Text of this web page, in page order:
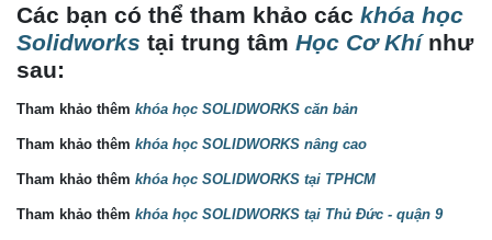
Các bạn có thể tham khảo các khóa học
Solidworks tại trung tâm Học Cơ Khínhư
sau:
Tham khảo thêm khóa học SOLIDWORKS căn bản
Tham khảo thêm khóa học SOLIDWORKS nâng cao
Tham khảo thêm khóa học SOLIDWORKS tại TPHCM
Tham khảo thêm khóa học SOLIDWORKS tại Thủ Đức - quận 9